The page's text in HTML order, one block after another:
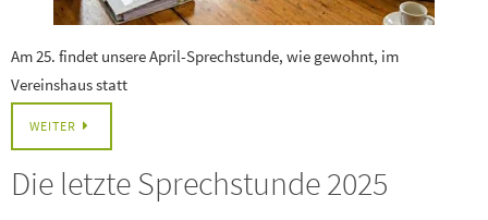
Am 25. findet unsere April-Sprechstunde, wie gewohnt, im
Vereinshaus statt
WEITER
Die letzte Sprechstunde 2025